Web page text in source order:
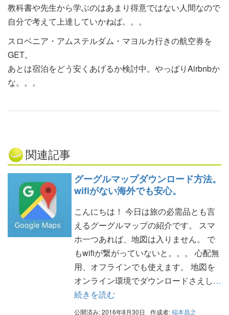
教科書や先生から学ぶのはあまり得意ではない人間なので
自分で考えて上達していかねば。。。
スロベニア・アムステルダム・マヨルカ行きの航空券を
GET。
あとは宿泊をどう安くあげるか検討中。やっぱりAirbnbか
な。。。
関連記事
グーグルマップダウンロード方法。
wifiがない海外でも安心。
こんにちは！ 今日は旅の必需品とも言
えるグーグルマップの紹介です。 スマ
ホ一つあれば、地図は入りません。 で
もwifiが繋がっていないと。。。 心配無
用、オフラインでも使えます。 地図を
オンライン環境でダウンロードさえし…
続きを読む
公開済み: 2016年8月30日 作成者:稲本昌之